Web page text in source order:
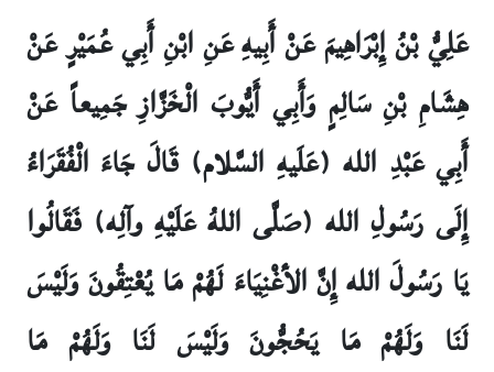
عَلِيُّ بْنُ إِبْرَاهِيمَ عَنْ أَبِيهِ عَنِ ابْنِ أَبِي عُمَيْرٍ عَنْ
هِشَامِ بْنِ سَالِمٍ وَأَبِي أَيُّوبَ الْخَزَّازِ جَمِيعاً عَنْ
أَبِي عَبْدِ الله (عَلَيهِ السَّلام) قَالَ جَاءَ الْفُقَرَاءُ
إِلَى رَسُولِ الله (صَلَّى اللهُ عَلَيْهِ وآلِه) فَقَالُوا
يَا رَسُولَ الله إِنَّ الأغْنِيَاءَ لَهُمْ مَا يُعْتِقُونَ وَلَيْسَ
لَنَا وَلَهُمْ مَا يَحُجُّونَ وَلَيْسَ لَنَا وَلَهُمْ مَا